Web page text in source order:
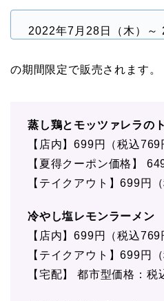
2022年7月28日（木）～
の期間限定で販売されます。
蒸し鶏とモッツァレラの
【店内】699円（税込769
【夏得クーポン価格】
【テイクアウト】699円
冷やし塩レモンラーメン
【店内】699円（税込769
【テイクアウト】699円
【宅配】 都市型価格：税